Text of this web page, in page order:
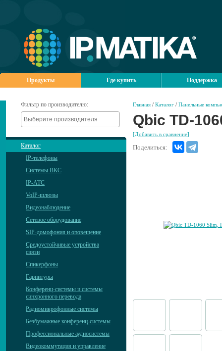
Продукты Где купить Поддержка
Фильтр по производителю:
Каталог
IP-телефоны
Системы ВКС
IP-АТС
VoIP-шлюзы
Видеонаблюдение
Сетевое оборудование
SIP-домофония и оповещение
Средоустойчивые устройства
связи
Спикерфоны
Гарнитуры
Конференц-системы и системы
синхронного перевода
Радиомикрофонные системы
Безбумажные конференц-системы
Профессиональные аудиосистемы
Видеокоммутация и управление
Главная / Каталог / Панельные
Qbic TD-
[Добавить в сравнение]
Поделиться: